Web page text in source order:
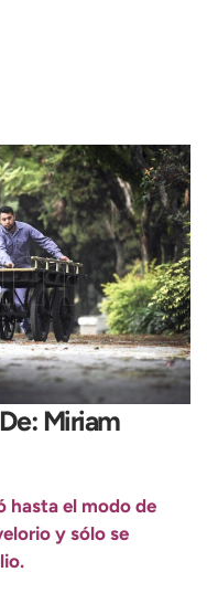
Miriam
hasta el modo de
y sólo se